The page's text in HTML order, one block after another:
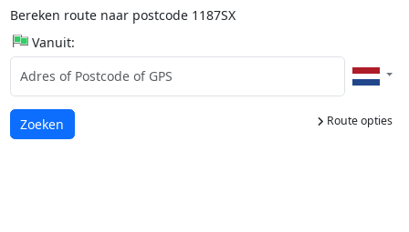
Bereken route naar postcode 1187SX
Vanuit:
Route opties
Laden...
Zoeken